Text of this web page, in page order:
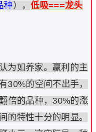
种 ），低吸===龙头
为如养家。赢利的主
30%的空间不出手，
倍的品种，30%的涨
的特性十分的明显。